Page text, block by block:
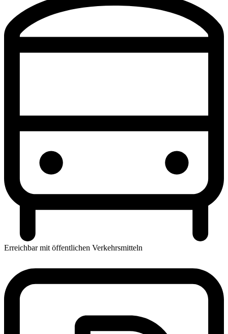
Erreichbar mit öffentlichen Verkehrsmitteln